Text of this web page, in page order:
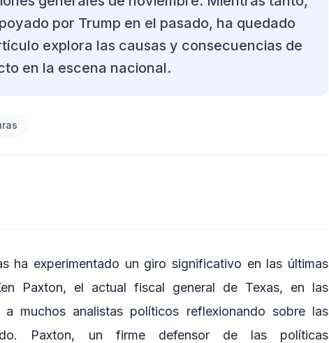
por Trump en el pasado, ha quedado
explora las causas y consecuencias de
en la escena nacional.
ha experimentado un giro significativo en las últimas
Paxton, el actual fiscal general de Texas, en las
muchos analistas políticos reflexionando sobre las
Paxton, un firme defensor de las políticas